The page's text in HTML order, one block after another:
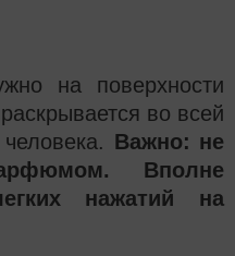
на поверхности
во всей
Важно: не
Вполне
нажатий на